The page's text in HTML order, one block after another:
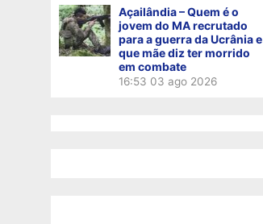
Açailândia – Quem é o
jovem do MA recrutado
para a guerra da Ucrânia e
que mãe diz ter morrido
em combate
16:53 03 ago 2026